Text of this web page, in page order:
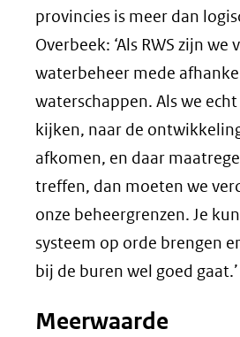
provincies is meer dan
Overbeek: ‘Als RWS zijn we
waterbeheer mede
waterschappen. Als we
kijken, naar de
afkomen, en daar
treffen, dan moeten we
onze beheergrenzen. Je
systeem op orde brengen
bij de buren wel goed gaat.’
Meerwaarde